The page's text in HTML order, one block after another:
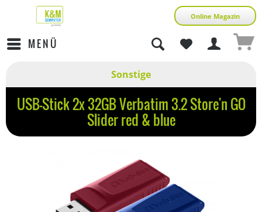
Online Magazin
MENÜ
Sonstige
USB-Stick 2x 32GB Verbatim 3.2 Store'n GO
Slider red & blue